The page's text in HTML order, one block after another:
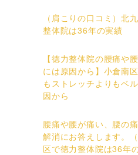
（肩こりの口コミ）北
整体院は36年の実績
【徳力整体院の腰痛や
には原因から】小倉南
もストレッチよりもベ
因から
腰痛や腰が痛い、腰の
解消にお答えします。
区で徳力整体院は36年の